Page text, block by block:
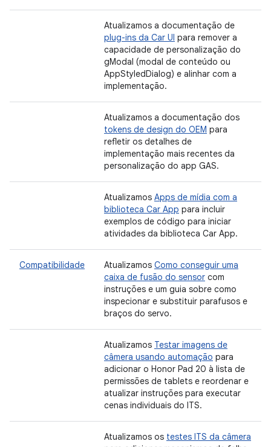
Atualizamos a documentação de
plug-ins da Car UI para remover a
capacidade de personalização do
gModal (modal de conteúdo ou
AppStyledDialog) e alinhar com a
implementação.
Atualizamos a documentação dos
tokens de design do OEM para
refletir os detalhes de
implementação mais recentes da
personalização do app GAS.
Atualizamos Apps de mídia com a
biblioteca Car App para incluir
exemplos de código para iniciar
atividades da biblioteca Car App.
Compatibilidade Atualizamos Como conseguir uma
caixa de fusão do sensor com
instruções e um guia sobre como
inspecionar e substituir parafusos e
braços do servo.
Atualizamos Testar imagens de
câmera usando automação para
adicionar o Honor Pad 20 à lista de
permissões de tablets e reordenar e
atualizar instruções para executar
cenas individuais do ITS.
Atualizamos os testes ITS da câmera